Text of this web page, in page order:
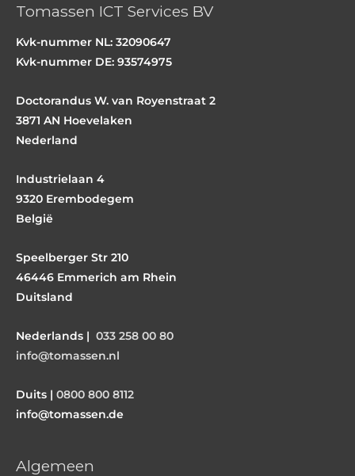
o
o
k
g
m
Tomassen ICT Services BV
Kvk-nummer NL: 32090647
Kvk-nummer DE: 93574975
Doctorandus W. van Royenstraat 2
3871 AN Hoevelaken
Nederland
Industrielaan 4
9320 Erembodegem
België
Speelberger Str 210
46446 Emmerich am Rhein
Duitsland
Nederlands | 033 258 00 80
info@tomassen.nl
Duits | 0800 800 8112
info@tomassen.de
Algemeen